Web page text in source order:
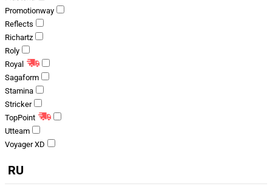
Promotionway
Reflects
Richartz
Roly
Royal
Sagaform
Stamina
Stricker
TopPoint
Utteam
Voyager XD
RU